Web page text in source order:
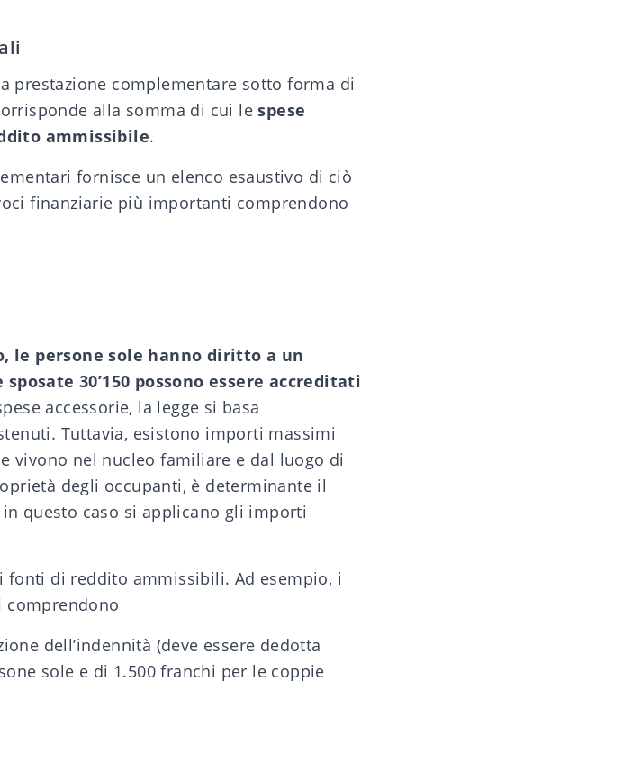
prestazione complementare sotto forma di
alla somma di cui lespese
ammissibile.
fornisce un elenco esaustivo di ciò
finanziarie più importanti comprendono
le persone sole hanno diritto a un
30’150 possono essere accreditati
accessorie, la legge si basa
Tuttavia, esistono importi massimi
vivono nel nucleo familiare e dal luogo di
degli occupanti, è determinante il
questo caso si applicano gli importi
fonti di reddito ammissibili. Ad esempio, i
comprendono
dell’indennità (deve essere dedotta
sole e di 1.500 franchi per le coppie